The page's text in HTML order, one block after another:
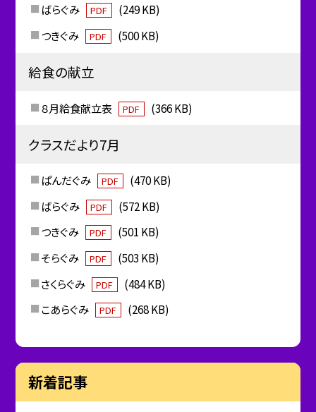
ばらぐみ
PDF
(249 KB)
つきぐみ
PDF (500 KB)
給食の献立
８月給食献立表 PDF (366 KB)
クラスだより7月
ぱんだぐみ PDF
(470 KB)
ばらぐみ
PDF
(572 KB)
つきぐみ
PDF
(501 KB)
そらぐみ
PDF
(503 KB)
さくらぐみ
PDF
(484 KB)
こあらぐみ
PDF (268 KB)
新着記事